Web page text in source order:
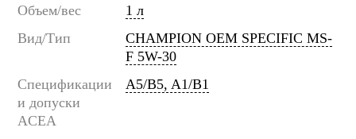
Объем/вес
1 л
Вид/Тип
CHAMPION OEM SPECIFIC MS-
F 5W-30
Спецификации
и допуски
ACEA
A5/B5, A1/B1